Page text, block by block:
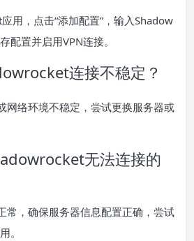
用，点击“添加配置”，输入Shadow
配置并启用VPN连接。
连接不稳定？
网络环境不稳定，尝试更换服务器或
无法连接的
常，确保服务器信息配置正确，尝试
。